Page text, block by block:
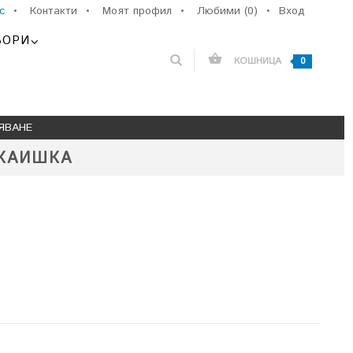
Вход
• Контакти • Моят профил • Любими (0) •
КОШНИЦА 0